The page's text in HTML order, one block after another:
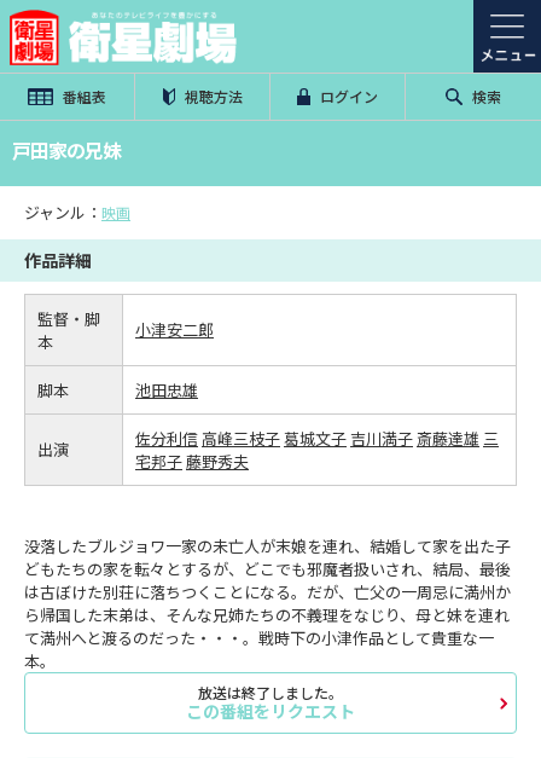
番組表 視聴方法 ログイン 検索
戸田家の兄妹
ジャンル： 映画
作品詳細
監督・脚
本
小津安二郎
脚本 池田忠雄
出演 佐分利信 高峰三枝子葛城文子吉川満子斎藤達雄 三
宅邦子藤野秀夫
没落したブルジョワ一家の未亡人が末娘を連れ、結婚して家を出た子
どもたちの家を転々とするが、どこでも邪魔者扱いされ、結局、最後
は古ぼけた別荘に落ちつくことになる。だが、亡父の一周忌に満州か
ら帰国した末弟は、そんな兄姉たちの不義理をなじり、母と妹を連れ
て満州へと渡るのだった・・・。戦時下の小津作品として貴重な一
本。
放送は終了しました。
この番組をリクエスト